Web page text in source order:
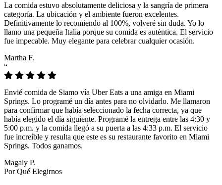
La comida estuvo absolutamente deliciosa y la sangría de primera
categoría. La ubicación y el ambiente fueron excelentes.
Definitivamente lo recomiendo al 100%, volveré sin duda. Yo lo
llamo una pequeña Italia porque su comida es auténtica. El servicio
fue impecable. Muy elegante para celebrar cualquier ocasión.
Martha F.
“
Envié comida de Siamo vía Uber Eats a una amiga en Miami
Springs. Lo programé un día antes para no olvidarlo. Me llamaron
para confirmar que había seleccionado la fecha correcta, ya que
había elegido el día siguiente. Programé la entrega entre las 4:30 y
5:00 p.m. y la comida llegó a su puerta a las 4:33 p.m. El servicio
fue increíble y resulta que este es su restaurante favorito en Miami
Springs. Todos ganamos.
Magaly P.
Por Qué Elegirnos